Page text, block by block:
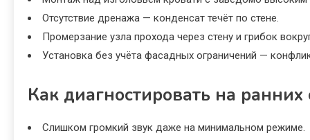
Отсутствие дренажа — конденсат течёт по стене.
Промерзание узла прохода через стену и грибок
Установка без учёта фасадных ограничений —
Как диагностировать на ранних
Слишком громкий звук даже на минимальном режиме.